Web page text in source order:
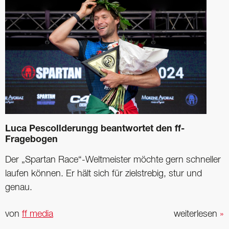
Luca Pescollderungg beantwortet den ff-
Fragebogen
Der „Spartan Race“-Weltmeister möchte gern schneller
laufen können. Er hält sich für zielstrebig, stur und
genau.
weiterlesen »
von ff media